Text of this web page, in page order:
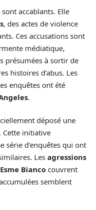
sont accablants. Elle
, des actes de violence
Ces accusations sont
médiatique,
présumées à sortir de
histoires d’abus. Les
enquêtes ont été
.
déposé une
. Cette initiative
série d’enquêtes qui ont
Les agressions
Esme Bianco couvrent
semblent